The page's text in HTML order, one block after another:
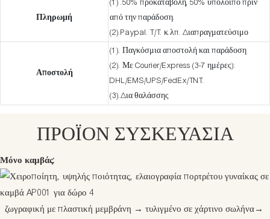
Πληρωμή
(1) .50% προκαταβολή, 50% υπόλοιπο πριν
από την παράδοση.
(2).Paypal. T/T. κ.λπ. Διαπραγματεύσιμο
Αποστολή
(1). Παγκόσμια αποστολή και παράδοση
(2). Με Courier/Express (3-7 ημέρες):
DHL/EMS/UPS/FedEx/TNT.
(3).Δια θαλάσσης
ΠΡΟΪΟΝ ΣΥΣΚΕΥΑΣΊΑ
Μόνο καμβάς:
ζωγραφική με πλαστική μεμβράνη → τυλιγμένο σε χάρτινο σωλήνα→